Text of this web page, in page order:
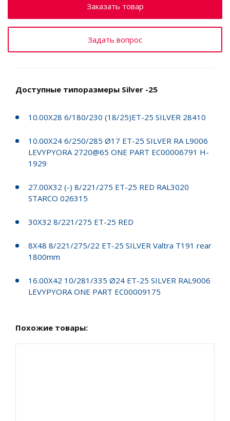
Заказать товар
Задать вопрос
Доступные типоразмеры Silver -25
10.00X28 6/180/230 (18/25)ET-25 SILVER 28410
10.00X24 6/250/285 Ø17 ET-25 SILVER RA L9006
LEVYPYORA 2720@65 ONE PART EC00006791 H-
1929
27.00X32 (-) 8/221/275 ET-25 RED RAL3020
STARCO 026315
30X32 8/221/275 ET-25 RED
8X48 8/221/275/22 ET-25 SILVER Valtra T191 rear
1800mm
16.00X42 10/281/335 Ø24 ET-25 SILVER RAL9006
LEVYPYORA ONE PART EC00009175
Похожие товары: